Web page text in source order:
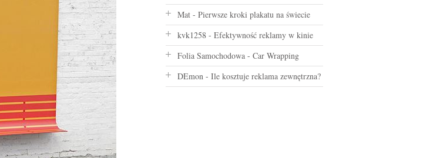
Mat - Pierwsze kroki plakatu na świecie
kvk1258 - Efektywność reklamy w kinie
Folia Samochodowa - Car Wrapping
DEmon - Ile kosztuje reklama zewnętrzna?